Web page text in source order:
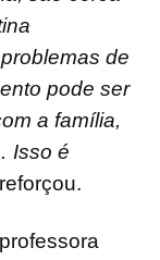
de
pode ser
a família,
Isso é
reforçou.